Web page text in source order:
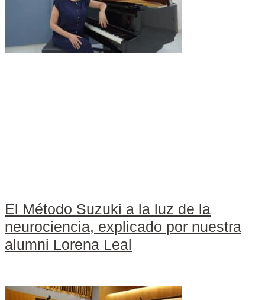
El Método Suzuki a la luz de la
neurociencia, explicado por nuestra
alumni Lorena Leal